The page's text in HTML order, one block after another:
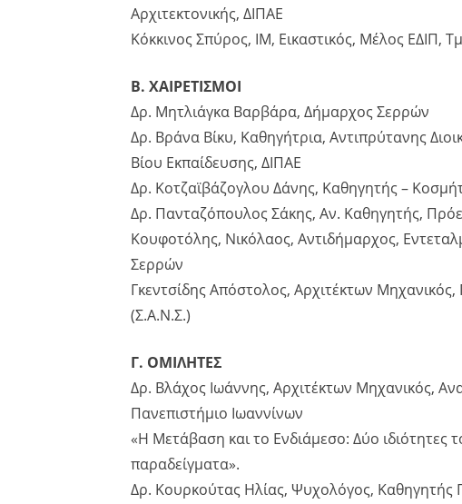
Αρχιτεκτονικής, ΔΙΠΑΕ
Κόκκινος Σπύρος, IM, Εικαστικός, Μέλος ΕΔΙΠ,
Β. ΧΑΙΡΕΤΙΣΜΟΙ
Δρ. Μητλιάγκα Βαρβάρα, Δήμαρχος Σερρών
Δρ. Βράνα Βίκυ, Καθηγήτρια, Αντιπρύτανης
Βίου Εκπαίδευσης, ΔΙΠΑΕ
Δρ. Κοτζαϊβάζογλου Δάνης, Καθηγητής –
Δρ. Πανταζόπουλος Σάκης, Αν. Καθηγητής,
Κουφοτόλης, Νικόλαος, Αντιδήμαρχος,
Σερρών
Γκεντσίδης Απόστολος, Αρχιτέκτων
(Σ.Α.Ν.Σ.)
Γ. ΟΜΙΛΗΤΕΣ
Δρ. Βλάχος Ιωάννης, Αρχιτέκτων Μηχανικός,
Πανεπιστήμιο Ιωαννίνων
«Η Μετάβαση και το Ενδιάμεσο: Δύο
παραδείγματα».
Δρ. Κουρκούτας Ηλίας, Ψυχολόγος, Καθηγητής